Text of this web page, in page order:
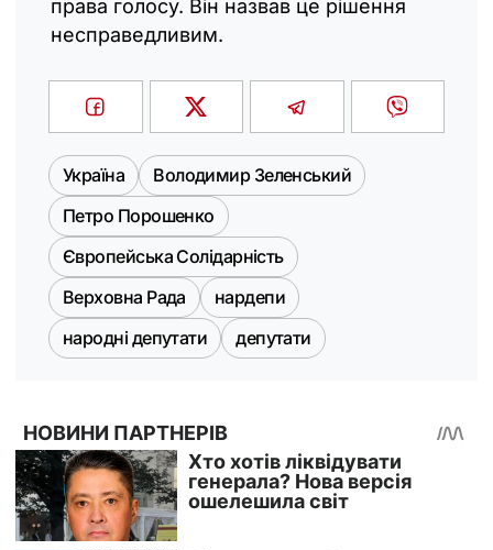
права голосу. Він назвав це рішення
несправедливим.
Україна
Володимир Зеленський
Петро Порошенко
Європейська Солідарність
Верховна Рада
нардепи
народні депутати
депутати